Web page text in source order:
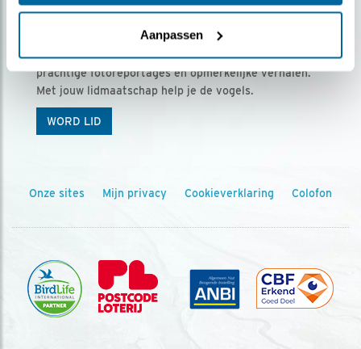
Aanpassen
Ontvang 5 x Vogels voor € 36,00 per jaar
Vogels is het tijdschrift voor onze leden, met
prachtige fotoreportages en opmerkelijke verhalen.
Met jouw lidmaatschap help je de vogels.
WORD LID
Onze sites Mijn privacy Cookieverklaring Colofon